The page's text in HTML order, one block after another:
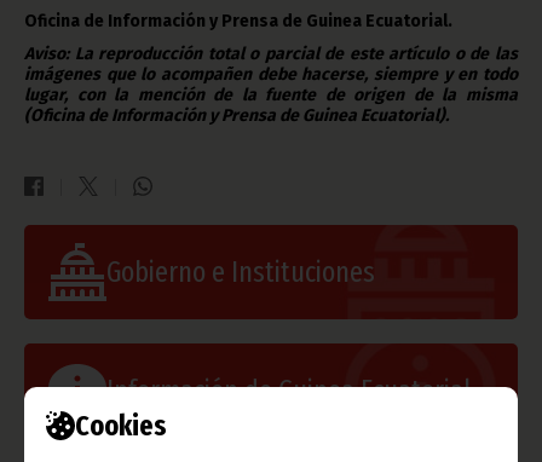
Cookies
Oficina de Información y Prensa de Guinea Ecuatorial.
Aviso: La reproducción total o parcial de este artículo o de las
imágenes que lo acompañen debe hacerse, siempre y en todo
lugar, con la mención de la fuente de origen de la misma
(Oficina de Información y Prensa de Guinea Ecuatorial).
Gobierno e Instituciones
Información de Guinea Ecuatorial